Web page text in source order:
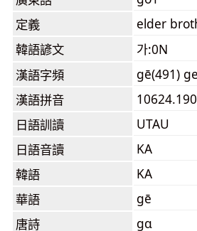
定義
elder
韓語諺文
가:0N
漢語字頻
gē(491)
漢語拼音
日語訓讀
UTAU
日語音讀
KA
韓語
KA
華語
gē
唐詩
gɑ